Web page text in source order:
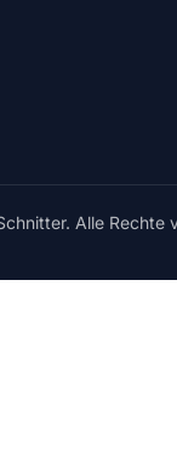
Alle Rechte